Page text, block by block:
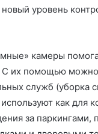
уровень
камеры
С их помощью можно
служб (уборка
как для
за паркингами,